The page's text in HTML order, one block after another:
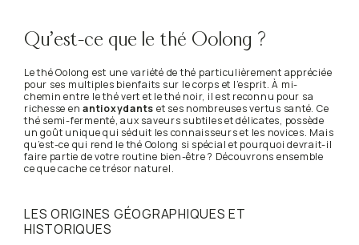
Qu’est-ce que le thé Oolong ?
Le thé Oolong est une variété de thé particulièrement appréciée
pour ses multiples bienfaits sur le corps et l’esprit. À mi-
chemin entre le thé vert et le thé noir, il est reconnu pour sa
richesse en antioxydants et ses nombreuses vertus santé. Ce
thé semi-fermenté, aux saveurs subtiles et délicates, possède
un goût unique qui séduit les connaisseurs et les novices. Mais
qu’est-ce qui rend le thé Oolong si spécial et pourquoi devrait-il
faire partie de votre routine bien-être ? Découvrons ensemble
ce que cache ce trésor naturel.
LES ORIGINES GÉOGRAPHIQUES ET
HISTORIQUES